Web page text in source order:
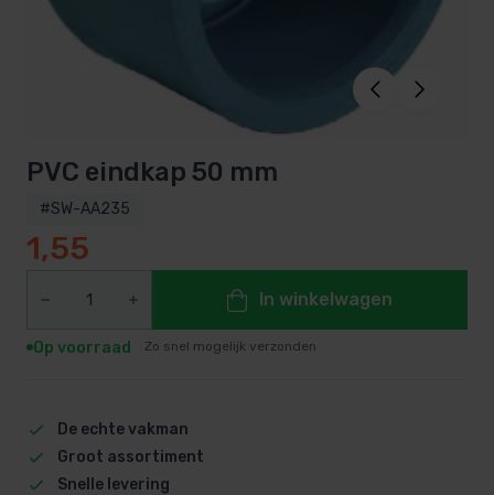
PVC eindkap 50 mm
#SW-AA235
1,55
In winkelwagen
Op voorraad Zo snel mogelijk verzonden
De echte vakman
Groot assortiment
Snelle levering